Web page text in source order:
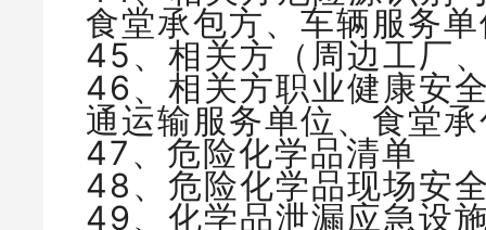
食堂承包方、车辆服务
45、相关方（周边工厂
46、相关方职业健康安
通运输服务单位、食堂
47、危险化学品清单
48、危险化学品现场安
49、化学品泄漏应急设